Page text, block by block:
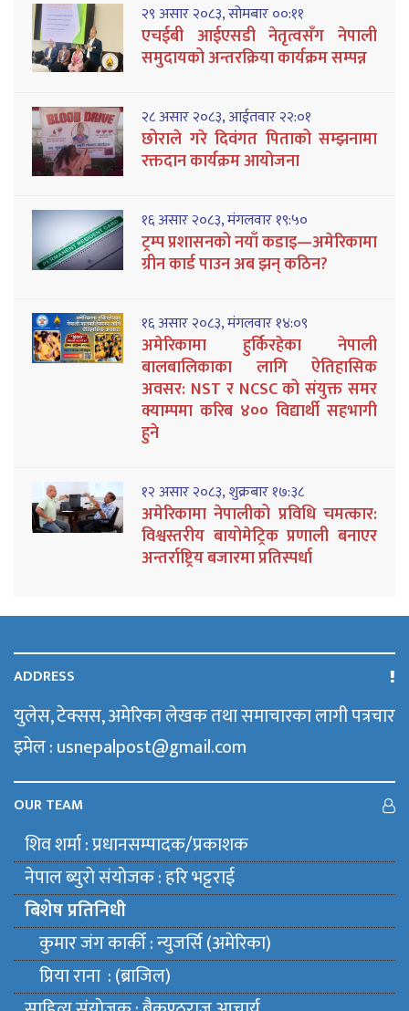
२९ असार २०८३, सोमबार ००:११
एचईबी आईएसडी नेतृत्वसँग नेपाली
समुदायको अन्तरक्रिया कार्यक्रम सम्पन्न
२८ असार २०८३, आईतवार २२:०१
छोराले गरे दिवंगत पिताको सम्झनामा
रक्तदान कार्यक्रम आयोजना
१६ असार २०८३, मंगलवार १९:५०
ट्रम्प प्रशासनको नयाँ कडाइ—अमेरिकामा
ग्रीन कार्ड पाउन अब झन् कठिन?
१६ असार २०८३, मंगलवार १४:०९
अमेरिकामा हुर्किरहेका नेपाली
बालबालिकाका लागि ऐतिहासिक
अवसर: NST र NCSC को संयुक्त समर
क्याम्पमा करिब ४०० विद्यार्थी सहभागी
हुने
१२ असार २०८३, शुक्रबार १७:३८
अमेरिकामा नेपालीको प्रविधि चमत्कार:
विश्वस्तरीय बायोमेट्रिक प्रणाली बनाएर
अन्तर्राष्ट्रिय बजारमा प्रतिस्पर्धा
ADDRESS
युलेस, टेक्सस, अमेरिका लेखक तथा समाचारका लागी पत्रचार
इमेल : usnepalpost@gmail.com
OUR TEAM
शिव शर्मा : प्रधानसम्पादक/प्रकाशक
नेपाल ब्युराे संयाेजक : हरि भट्टराई
बिशेष प्रतिनिधी
कुमार जंग कार्की : न्युजर्सि (अमेरिका)
प्रिया राना : (ब्राजिल)